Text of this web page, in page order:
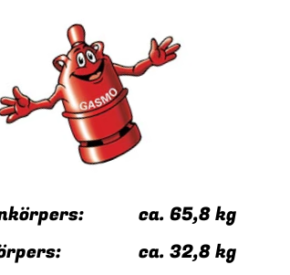
ca. 65,8 kg
ca. 32,8 kg